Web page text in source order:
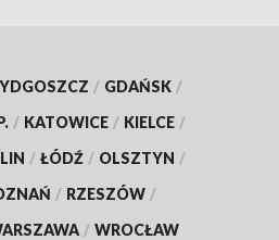
/ GDAŃSK /
/ KATOWICE / KIELCE /
/ ŁÓDŹ / OLSZTYN /
/ RZESZÓW /
/ WROCŁAW